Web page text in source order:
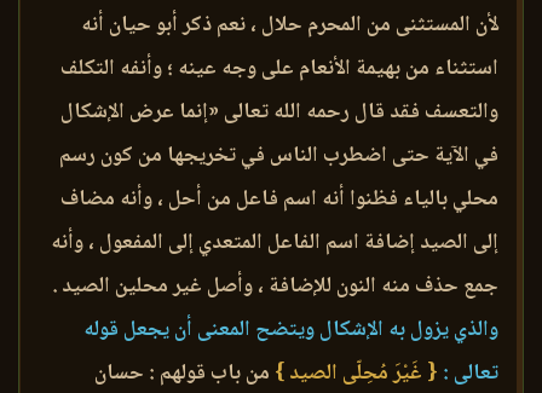
لأن المستثنى من المحرم حلال ، نعم ذكر أبو حيان أنه
استثناء من بهيمة الأنعام على وجه عينه ؛ وأنفه التكلف
والتعسف فقد قال رحمه الله تعالى «إنما عرض الإشكال
في الآية حتى اضطرب الناس في تخريجها من كون رسم
محلي بالياء فظنوا أنه اسم فاعل من أحل ، وأنه مضاف
إلى الصيد إضافة اسم الفاعل المتعدي إلى المفعول ، وأنه
جمع حذف منه النون للإضافة ، وأصل غير محلين الصيد .
والذي يزول به الإشكال ويتضح المعنى أن يجعل قوله
تعالى : { غَيْرَ مُحِلّى الصيد } من باب قولهم : حسان